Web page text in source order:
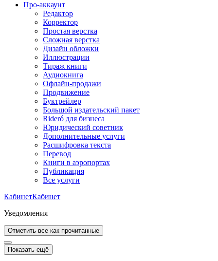
Про-аккаунт
Редактор
Корректор
Простая верстка
Сложная верстка
Дизайн обложки
Иллюстрации
Тираж книги
Аудиокнига
Офлайн-продажи
Продвижение
Буктрейлер
Большой издательский пакет
Rideró для бизнеса
Юридический советник
Дополнительные услуги
Расшифровка текста
Перевод
Книги в аэропортах
Публикация
Все услуги
КабинетКабинет
Уведомления
Отметить все как прочитанные
Показать ещё